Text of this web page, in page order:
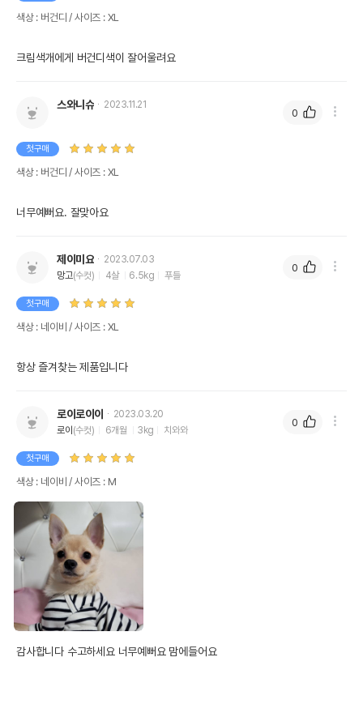
색상 : 버건디 / 사이즈 : XL
크림색개에게 버건디색이 잘어울려요
스와니슈 2023.11.21
첫구매
색상 : 버건디 / 사이즈 : XL
너무예뻐요. 잘맞아요
0
제이미요
2023.07.03
망고(수컷) 4살 6.5kg 푸들
첫구매
색상 : 네이비 / 사이즈 : XL
항상 즐겨찾는 제품입니다
0
로이로이이
2023.03.20
로이 (수컷) 6개월 3kg 치와와
첫구매
색상 : 네이비 / 사이즈 : M
감사합니다 수고하세요 너무예뻐요 맘에들어요
0